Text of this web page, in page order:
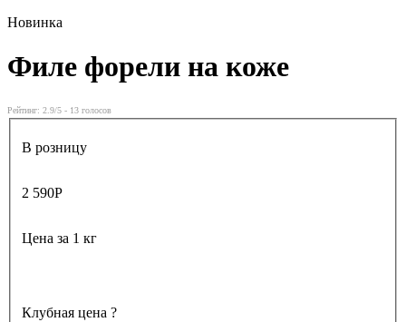
Новинка
Филе форели на коже
Рейтинг: 2.9/5 - 13 голосов
В розницу
2 590Р
Цена за 1 кг
Клубная цена ?